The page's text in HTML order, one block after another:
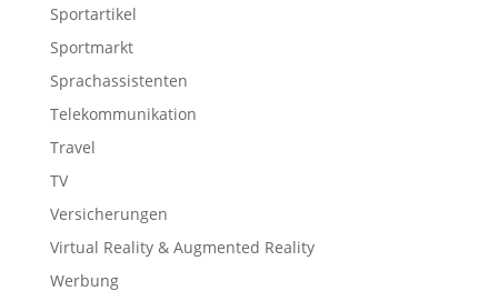
Sportartikel
Sportmarkt
Sprachassistenten
Telekommunikation
Travel
TV
Versicherungen
Virtual Reality & Augmented Reality
Werbung